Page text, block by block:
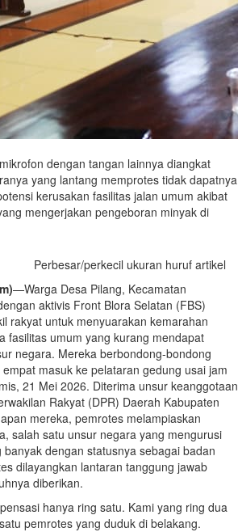
dengan tangan lainnya diangkat
yang lantang memprotes tidak dapatnya
kerusakan fasilitas jalan umum akibat
mengerjakan pengeboran minyak di
Perbesar/perkecil ukuran huruf artikel
—Warga Desa Pilang, Kecamatan
aktivis Front Blora Selatan (FBS)
rakyat untuk menyuarakan kemarahan
fasilitas umum yang kurang mendapat
negara. Mereka berbondong-bondong
masuk ke pelataran gedung usai jam
21 Mei 2026. Diterima unsur keanggotaan
Rakyat (DPR) Daerah Kabupaten
mereka, pemrotes melampiaskan
salah satu unsur negara yang mengurusi
dengan statusnya sebagai badan
dilayangkan lantaran tanggung jawab
diberikan.
hanya ring satu. Kami yang ring dua
pemrotes yang duduk di belakang.